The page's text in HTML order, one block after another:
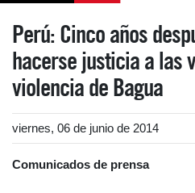
Perú: Cinco años
hacerse justicia a las
violencia de Bagua
viernes, 06 de junio de 2014
Comunicados de prensa